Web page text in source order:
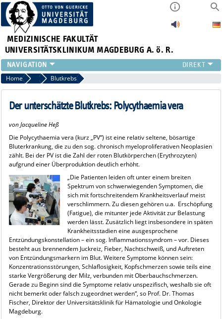
MEDIZINISCHE FAKULTÄT
UNIVERSITÄTSKLINIKUM MAGDEBURG A. ö. R.
INSTITUTE
KLINIKEN
ZENTRALE EINRICHTUNGEN
PRESSE
ÜBER UNS
INTERNATIONAL
INTRANET
Home Ratgeber Gesundheit
Blutkrebs
Der unterschätzte Blutkrebs: Polycythaemia vera
von Jacqueline Heß
Die Polycythaemia vera (kurz „PV“) ist eine relativ seltene, bösartige
Bluterkrankung, die zu den sog. chronisch myeloproliferativen Neoplasien
zählt. Bei der PV ist die Zahl der roten Blutkörperchen (Erythrozyten)
aufgrund einer Überproduktion deutlich erhöht.
„Die Patienten leiden oft unter einem breiten
Spektrum von schwerwiegenden Symptomen, die
sich mit fortschreitendem Krankheitsverlauf meist
verschlimmern. Zu diesen gehören u.a. Erschöpfung
(Fatigue), die mitunter jede Aktivität zur Belastung
werden lässt. Zusätzlich liegt insbesondere in späten
Krankheitsstadien eine ausgesprochene
Entzündungskonstellation – ein sog. Inflammationssyndrom – vor. Dieses
besteht aus brennendem Juckreiz, Fieber, Nachtschweiß, und Auftreten
von Entzündungsmarkern im Blut. Weitere Symptome können sein:
Konzentrationsstörungen, Schlaflosigkeit, Kopfschmerzen sowie teils eine
starke Vergrößerung der Milz, verbunden mit Oberbauchschmerzen.
Gerade zu Beginn sind die Symptome relativ unspezifisch, weshalb sie oft
nicht bemerkt oder falsch zugeordnet werden“, so Prof. Dr. Thomas
Fischer, Direktor der Universitätsklinik für Hämatologie und Onkologie
Magdeburg.